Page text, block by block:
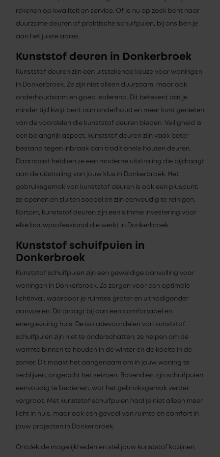
rekenen op kwaliteit en service. Of je nu op zoek bent naar
duurzame deuren of praktische schuifpuien, bij ons ben je
aan het juiste adres.
Kunststof deuren in Donkerbroek
Kunststof deuren zijn een uitstekende keuze voor woningen
in Donkerbroek. Ze zijn niet alleen duurzaam, maar ook
onderhoudsarm en goed isolerend. Dit betekent dat je
minder tijd kwijt bent aan onderhoud en meer kunt genieten
van de voordelen die kunststof deuren bieden. Veiligheid is
een belangrijk aspect; kunststof deuren zijn vaak beter
bestand tegen inbraak dan traditionele houten deuren.
Daarnaast hebben ze een moderne uitstraling die bijdraagt
aan de uitstraling van jouw klus in Donkerbroek. Het
gebruiksgemak van kunststof deuren is ook een pluspunt;
ze openen en sluiten soepel en zijn eenvoudig te reinigen.
Kortom, kunststof deuren zijn een slimme investering voor
elke bouwprofessional die werkt in Donkerbroek.
Kunststof schuifpuien in
Donkerbroek
Kunststof schuifpuien zijn een geweldige aanvulling voor
woningen in Donkerbroek. Ze zorgen voor een optimale
lichtinval, waardoor je ruimtes groter en uitnodigender
aanvoelen. Dit draagt bij aan een comfortabel en
energiezuinig huis. De isolatievoordelen van kunststof
schuifpuien zijn niet te onderschatten; ze helpen om de
warmte binnen te houden in de winter en de koelte in de
zomer. Dit maakt het aangenaam om in jouw woning te
verblijven, ongeacht het seizoen. Bovendien zijn schuifpuien
eenvoudig te bedienen, wat het gebruiksgemak verder
vergroot. Met kunststof schuifpuien haal je niet alleen meer
licht in huis, maar ook een gevoel van ruimte en comfort in
jouw projecten in Donkerbroek.
Ontdek de mogelijkheden en stel jouw kunststof kozijnen,